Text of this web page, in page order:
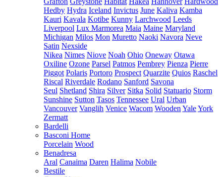
Hedby Hydra Iceland Invictus June Kaliva Kamba
Kauri Kavala Kotibe Kunny Larchwood Leeds
Liverpool Lux Marmorea Maia Maine Maryland
Michigan Milos Mon Muretto Naoki Navora Neve
Satin Nexside
Nikea Nimes Niove Noah Ohio Oneway Otawa
Oxiline Ozone Parsel Patmos Pembrey Pienza Pierre
Piggot Polaris Portoro Prospect Quarzite Quios Raschel
Riscal Riverdale Rodano Sanford Savona
Seul Shetland Shira Silver Sitka Solid Statuario Storm
Sunshine Sutton Tasos Tennessee Ural Urban
Vancouver Vanglih Venice Wacom Wooden YaleYork
Zermatt
Bardelli
Basconi Home
Porcelain Wood
Benadresa
Aral Canaima Daren Halima Nobile
Bestile